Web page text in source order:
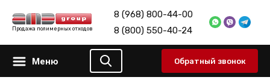
Продажа полимерных отходов
8 (968) 800-44-00
8 (800) 550-40-24
Меню Обратный звонок